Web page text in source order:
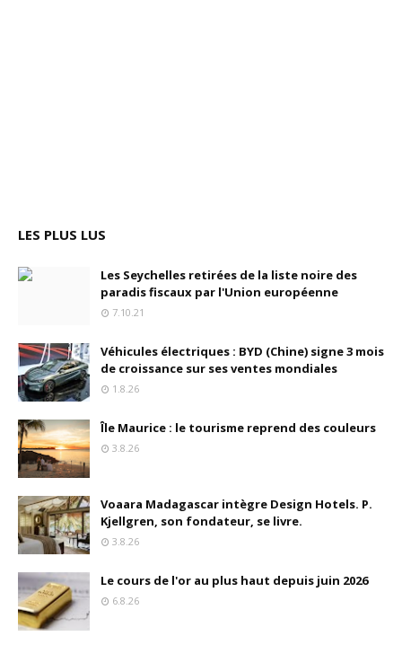
LES PLUS LUS
Les Seychelles retirées de la liste noire des
paradis fiscaux par l'Union européenne
7.10.21
Véhicules électriques : BYD (Chine) signe 3 mois
de croissance sur ses ventes mondiales
1.8.26
Île Maurice : le tourisme reprend des couleurs
3.8.26
Voaara Madagascar intègre Design Hotels. P.
Kjellgren, son fondateur, se livre.
3.8.26
Le cours de l'or au plus haut depuis juin 2026
6.8.26